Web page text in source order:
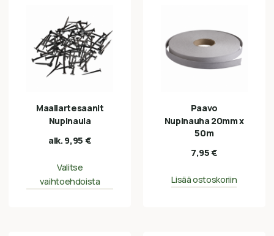
Maaliartesaanit
Nupinaula
alk. 9,95 €
Valitse
vaihtoehdoista
Paavo
Nupinauha 20mm x
50m
7,95€
Lisää ostoskoriin